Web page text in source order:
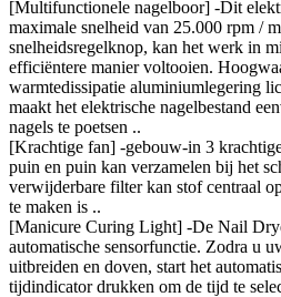
[Multifunctionele nagelboor] -Dit
maximale snelheid van 25.000 rpm /
snelheidsregelknop, kan het werk in
efficiëntere manier voltooien.
warmtedissipatie aluminiumlegering
maakt het elektrische nagelbestand
nagels te poetsen ..
[Krachtige fan] -gebouw-in 3
puin en puin kan verzamelen bij het
verwijderbare filter kan stof centraal
te maken is ..
[Manicure Curing Light] -De Nail
automatische sensorfunctie. Zodra u
uitbreiden en doven, start het
tijdindicator drukken om de tijd te